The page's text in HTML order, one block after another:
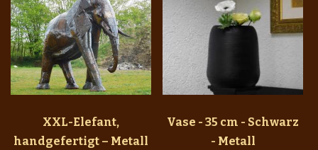
XXL-Elefant,
handgefertigt – Metall
Vase - 35 cm - Schwarz
- Metall